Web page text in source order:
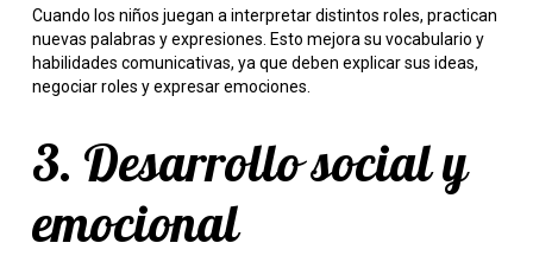
Cuando los niños juegan a interpretar distintos roles, practican
nuevas palabras y expresiones. Esto mejora su vocabulario y
habilidades comunicativas, ya que deben explicar sus ideas,
negociar roles y expresar emociones.
3. Desarrollo social y
emocional